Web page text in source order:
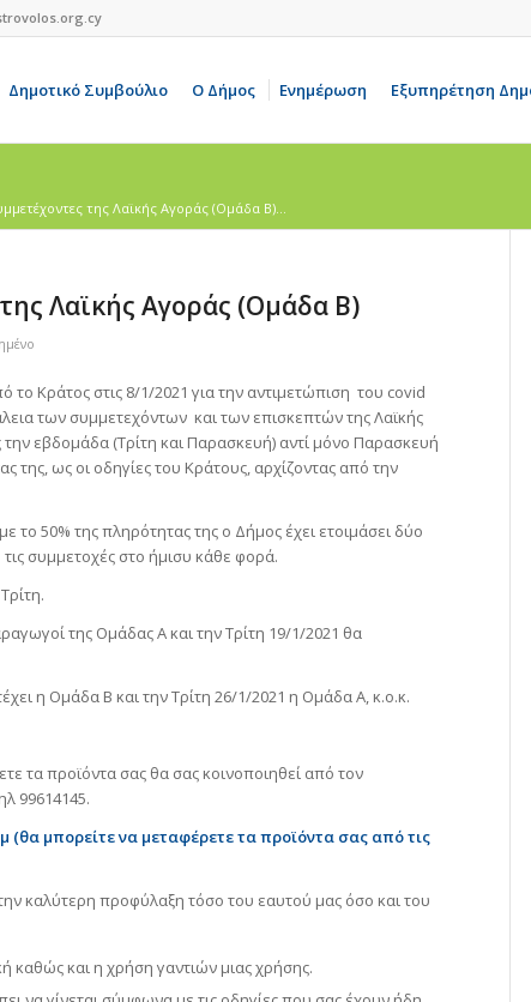
Δημοτικό Συμβούλιο Ο Δήμος Ενημέρωση Εξυπηρέτηση
της Λαϊκής Αγοράς (Ομάδα Β)...
Λαϊκής Αγοράς (Ομάδα Β)
Κράτος στις 8/1/2021 για την αντιμετώπιση του covid
των συμμετεχόντων και των επισκεπτών της Λαϊκής
εβδομάδα (Τρίτη και Παρασκευή) αντί μόνο Παρασκευή
της, ως οι οδηγίες του Κράτους, αρχίζοντας από την
το 50% της πληρότητας της ο Δήμος έχει ετοιμάσει δύο
συμμετοχές στο ήμισυ κάθε φορά.
της Ομάδας Α και την Τρίτη 19/1/2021 θα
η Ομάδα Β και την Τρίτη 26/1/2021 η Ομάδα Α, κ.ο.κ.
τα προϊόντα σας θα σας κοινοποιηθεί από τον
99614145.
(θα μπορείτε να μεταφέρετε τα προϊόντα σας από τις
καλύτερη προφύλαξη τόσο του εαυτού μας όσο και του
καθώς και η χρήση γαντιών μιας χρήσης.